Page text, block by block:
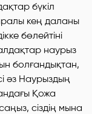
бүкіл
кең даланы
бөлейтіні
наурыз
болғандықтан,
әз Наурыздың
Қожа
сіздің мына